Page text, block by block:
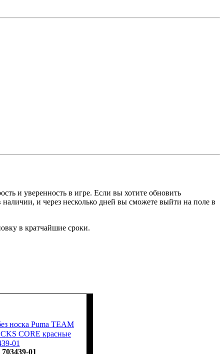
и уверенность в игре. Если вы хотите обновить
и через несколько дней вы сможете выйти на поле в
в кратчайшие сроки.
носка Puma TEAM
CORE красные
01
703439-01